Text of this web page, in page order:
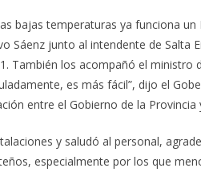
bajas temperaturas ya funciona
Sáenz junto al intendente de Salta
También los acompañó el ministro
es más fácil”, dijo el
entre el Gobierno de la Provincia
y saludó al personal,
especialmente por los que